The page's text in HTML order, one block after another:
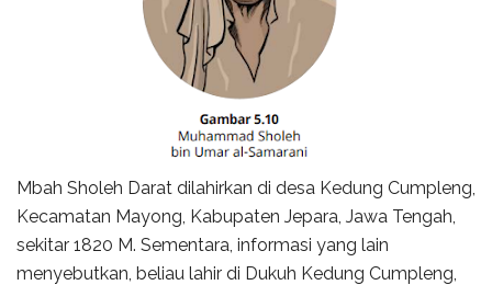
Mbah Sholeh Darat dilahirkan di desa Kedung Cumpleng,
Kecamatan Mayong, Kabupaten Jepara, Jawa Tengah,
sekitar 1820 M. Sementara, informasi yang lain
menyebutkan, beliau lahir di Dukuh Kedung Cumpleng,